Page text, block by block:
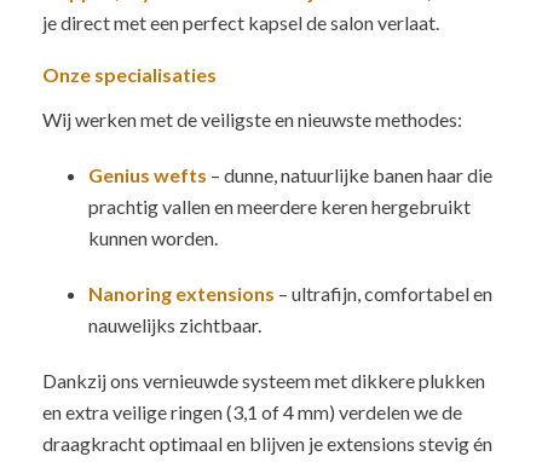
je direct met een perfect kapsel de salon verlaat.
Onze specialisaties
Wij werken met de veiligste en nieuwste methodes:
Genius wefts – dunne, natuurlijke banen haar die
prachtig vallen en meerdere keren hergebruikt
kunnen worden.
Nanoring extensions – ultrafijn, comfortabel en
nauwelijks zichtbaar.
Dankzij ons vernieuwde systeem met dikkere plukken
en extra veilige ringen (3,1 of 4 mm) verdelen we de
draagkracht optimaal en blijven je extensions stevig én